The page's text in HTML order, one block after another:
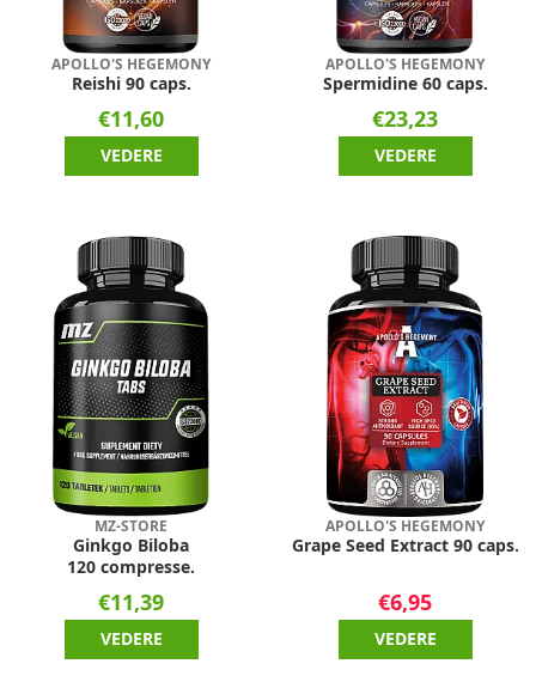
APOLLO'S HEGEMONY
Reishi 90 caps.
€11,60
VEDERE
APOLLO'S HEGEMONY
Spermidine 60 caps.
€23,23
VEDERE
MZ-STORE
Ginkgo Biloba
120 compresse.
€11,39
VEDERE
APOLLO'S HEGEMONY
Grape Seed Extract 90 caps.
€6,95
VEDERE